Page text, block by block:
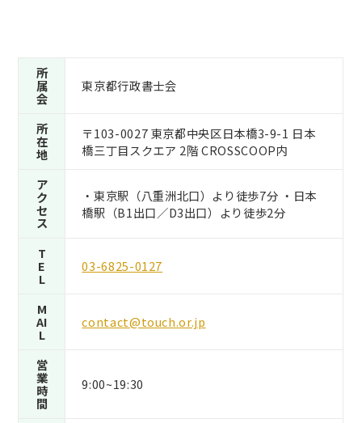
所
属
会
東京都行政書士会
所
在
地
〒103-0027 東京都中央区日本橋3-9-1 日本
橋三丁目スクエア 2階 CROSSCOOP内
ア
ク
セ
ス
・東京駅（八重洲北口）より徒歩7分 ・日本
橋駅（B1出口／D3出口）より徒歩2分
T
E
L
03-6825-0127
M
AI
L
contact@touch.or.jp
営
業
時
間
9:00~19:30